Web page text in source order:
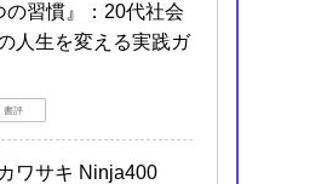
の習慣』：20代社会
人生を変える実践ガ
書評
ワサキ Ninja400